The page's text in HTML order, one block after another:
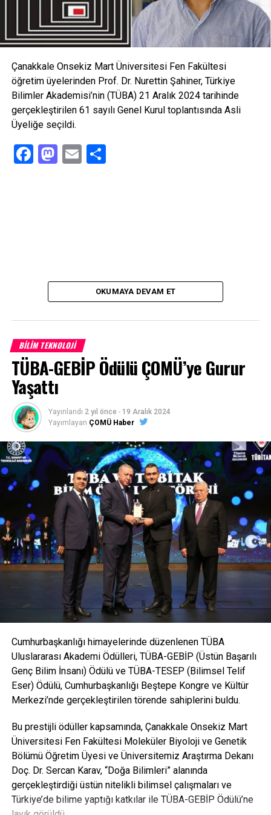
tanımlayan Zibumi Oyun Stüdyosu şu isimlerden oluşuyor:
Elif Buğdaycıoğlu, Zeynep Direskeneli, Serhat Bayılı, Ozan
Atak, Abdullah Taha Müslümanoğlu, Seçkin Yalçın, Barış
Soylu, Alp Karaata ve Koray Kıyakoğlu.
ensonhaber
Facebook
Mastodon
EmailShare
BIR SONRAKI
Çanakkale Onsekiz Mart Üniversitesi Fen Fakültesi
öğretim üyelerinden Prof. Dr. Nurettin Şahiner, Türkiye
Bilimler Akademisi’nin (TÜBA) 21 Aralık 2024 tarihinde
gerçekleştirilen 61 sayılı Genel Kurul toplantısında Asli
Üyeliğe seçildi.
Facebook
Mastodon
Email
OKUMAYA DEVAM ET
BILIM TEKNOLOJI
TÜBA-GEBİP Ödülü ÇOMÜ’ye Gurur
Yaşattı
Yayınlandı 2 yıl önce - 19 Aralık 2024
Yayımlayan ÇOMÜ Haber
Cumhurbaşkanlığı himayelerinde düzenlenen TÜBA
Uluslararası Akademi Ödülleri, TÜBA-GEBİP (Üstün Başarılı
Genç Bilim İnsanı) Ödülü ve TÜBA-TESEP (Bilimsel Telif
Eser) Ödülü, Cumhurbaşkanlığı Beştepe Kongre ve Kültür
Merkezi’nde gerçekleştirilen törende sahiplerini buldu.
Bu prestijli ödüller kapsamında, Çanakkale Onsekiz Mart
Üniversitesi Fen Fakültesi Moleküler Biyoloji ve Genetik
Bölümü Öğretim Üyesi ve Üniversitemiz Araştırma Dekanı
Doç. Dr. Sercan Karav, “Doğa Bilimleri” alanında
gerçekleştirdiği üstün nitelikli bilimsel çalışmaları ve
Türkiye’de bilime yaptığı katkılar ile TÜBA-GEBİP Ödülü’ne